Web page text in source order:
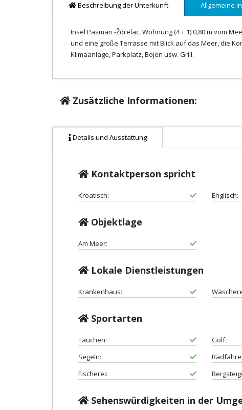
Beschreibung der Unterkunft Allgemeine
Insel Pasman -Ždrelac, Wohnung (4 + 1) 0,80 m vom
und eine große Terrasse mit Blick auf das Meer, die
Klimaanlage, Parkplatz, Bojen usw. Grill.
Zusätzliche Informationen:
Details und Ausstattung
Kontaktperson spricht
Kroatisch: Englisch:
Objektlage
Am Meer:
Lokale Dienstleistungen
Krankenhaus:
Sportarten
Tauchen: Golf:
Segeln:
Fischerei:
Sehenswürdigkeiten in der